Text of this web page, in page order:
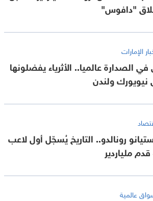
"دافوس"
الإمارات
الصدارة عالميا.. الأثرياء يفضلونها
نيويورك ولندن
رونالدو.. التاريخ يُسجّل أول لاعب
ملياردير
عالمية